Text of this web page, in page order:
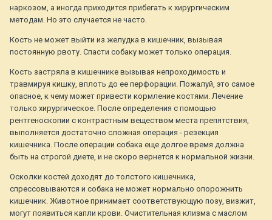
наркозом, а иногда приходится прибегать к хирургическим
методам. Но это случается не часто.
Кость не может выйти из желудка в кишечник, вызывая
постоянную рвоту. Спасти собаку может только операция.
Кость застряла в кишечнике вызывая непроходимость и
травмируя кишку, вплоть до ее перфорации. Пожалуй, это самое
опасное, к чему может привести кормление костями. Лечение
только хирургическое. После определения с помощью
рентгеноскопии с контрастным веществом места препятствия,
выполняется достаточно сложная операция - резекция
кишечника. После операции собака еще долгое время должна
быть на строгой диете, и не скоро вернется к нормальной жизни.
Осколки костей доходят до толстого кишечника,
спрессовываются и собака не может нормально опорожнить
кишечник. Животное принимает соответствующую позу, визжит,
могут появиться капли крови. Очистительная клизма с маслом